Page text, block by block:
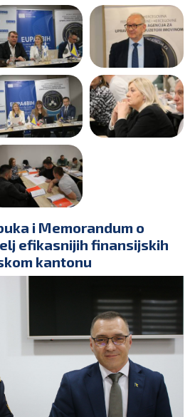
i Memorandum o
efikasnijih finansijskih
kantonu